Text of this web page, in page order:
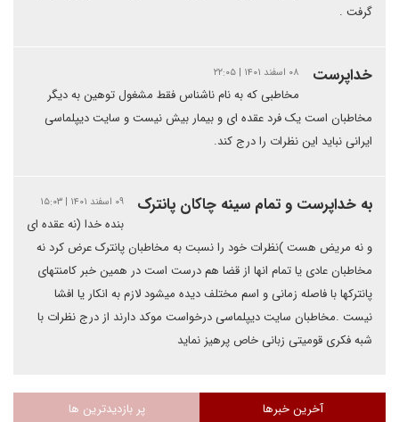
گرفت .
خداپرست ۰۸ اسفند ۱۴۰۱ | ۲۲:۰۵
مخاطبی که به نام ناشناس فقط مشغول توهین به دیگر
مخاطبان است یک فرد عقده ای و بیمار بیش نیست و سایت دیپلماسی
ایرانی نباید این نظرات را درج کند.
به خداپرست و تمام سینه چاکان پانترک ۰۹ اسفند ۱۴۰۱ | ۱۵:۰۳
بنده خدا (نه عقده ای
و نه مریض هست )نظرات خود را نسبت به مخاطبان پانترک عرض کرد نه
مخاطبان عادی یا تمام انها از قضا هم درست است در همین خبر کامنتهای
پانترکها با فاصله زمانی و اسم مختلف دیده میشود لازم به انکار یا افشا
نیست .مخاطبان سایت دیپلماسی درخواست موکد دارند از درج نظرات با
شبه فکری قومیتی زبانی خاص پرهیز نماید
آخرین خبرها پر بازدیدترین ها